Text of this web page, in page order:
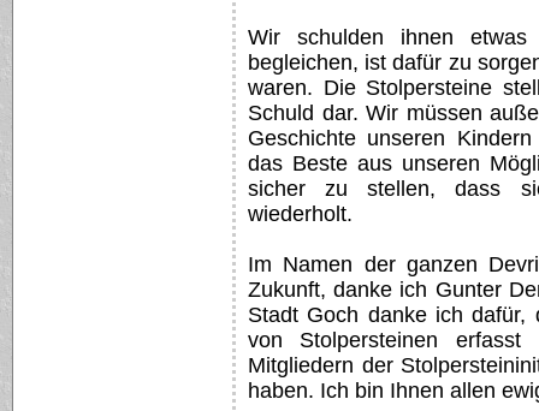
Wir schulden ihnen
begleichen, ist dafür zu
waren. Die Stolpersteine
Schuld dar. Wir müssen
Geschichte unseren
das Beste aus unseren
sicher zu stellen, dass
wiederholt.
Im Namen der ganzen
Zukunft, danke ich Gunter
Stadt Goch danke ich dafür,
von Stolpersteinen
Mitgliedern der
haben. Ich bin Ihnen allen